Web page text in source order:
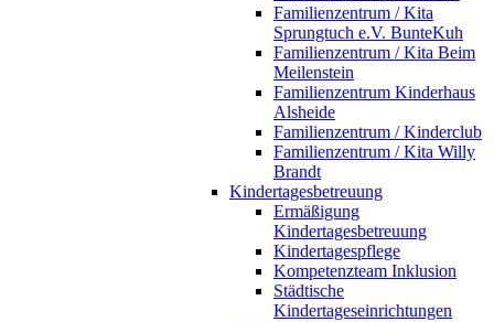
Familienzentrum / Kita
Sprungtuch e.V. BunteKuh
Familienzentrum / Kita Beim
Meilenstein
Familienzentrum Kinderhaus
Alsheide
Familienzentrum / Kinderclub
Familienzentrum / Kita Willy
Brandt
Kindertagesbetreuung
Ermäßigung
Kindertagesbetreuung
Kindertagespflege
Kompetenzteam Inklusion
Städtische
Kindertageseinrichtungen